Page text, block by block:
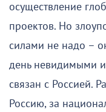
осуществление
проектов. Но
силами не надо –
день невидимыми
связан с Россией.
Россию, за